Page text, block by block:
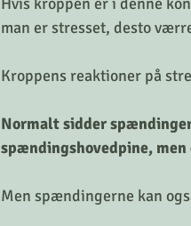
Hvis kroppen er i denne
man er stresset, desto
Kroppens reaktioner på
Normalt sidder
spændingshovedpine, men
Men spændingerne kan